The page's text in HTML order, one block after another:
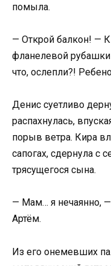
помыла.
— Открой балкон! —
фланелевой
что, ослепли?!
Денис суетливо
распахнулась,
порыв ветра. Кира
сапогах, сдернула с
трясущегося сына.
— Мам… я нечаянно,
Артём.
Из его онемевших